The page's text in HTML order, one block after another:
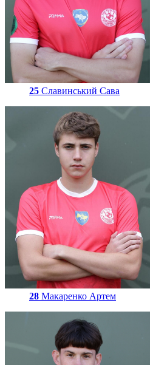
25 Славинський Сава
28 Макаренко Артем